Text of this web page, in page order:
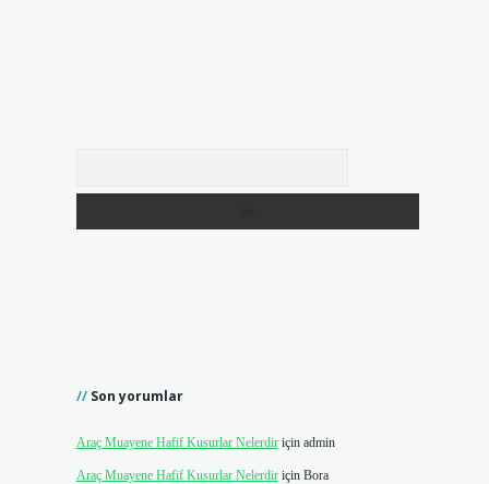
Son yorumlar
Araç Muayene Hafif Kusurlar Nelerdiriçin admin
Araç Muayene Hafif Kusurlar Nelerdiriçin Bora